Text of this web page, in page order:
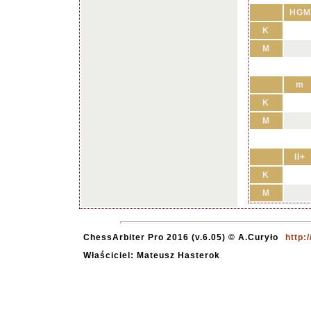
HGM
K
M
m
K
M
II+
K
M
ChessArbiter Pro 2016 (v.6.05) © A.Curyło
Właściciel: Mateusz Hasterok